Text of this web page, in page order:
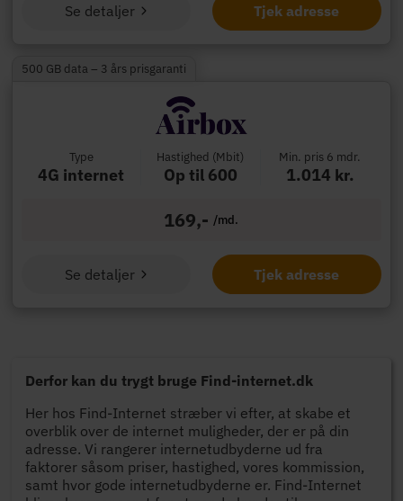
Tjek adresse
Se detaljer
500 GB data – 3 års prisgaranti
Type
4G internet
Hastighed (Mbit)
Op til 600
Min. pris 6 mdr.
1.014 kr.
169,- /md.
Tjek adresse
Se detaljer
Derfor kan du trygt bruge Find-internet.dk
Her hos Find-Internet stræber vi efter, at skabe et
overblik over de internet muligheder, der er på din
adresse. Vi rangerer internetudbyderne ud fra
faktorer såsom priser, hastighed, vores kommission,
samt hvor gode internetudbyderne er. Find-Internet